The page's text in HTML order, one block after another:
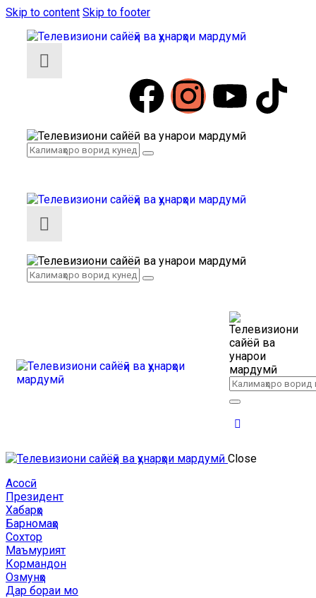
Skip to content Skip to footer
Close
Асосӣ
Президент
Хабарҳо
Барномаҳо
Сохтор
Маъмурият
Кормандон
Озмунҳо
Дар бораи мо